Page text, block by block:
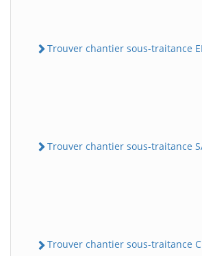
Trouver chantier sous-traitance
Trouver chantier sous-traitance
Trouver chantier sous-traitance